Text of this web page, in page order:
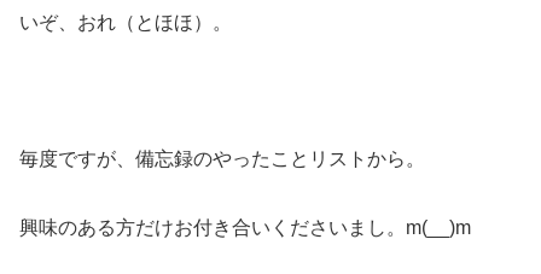
いぞ、おれ（とほほ）。
毎度ですが、備忘録のやったことリストから。
興味のある方だけお付き合いくださいまし。m(__)m